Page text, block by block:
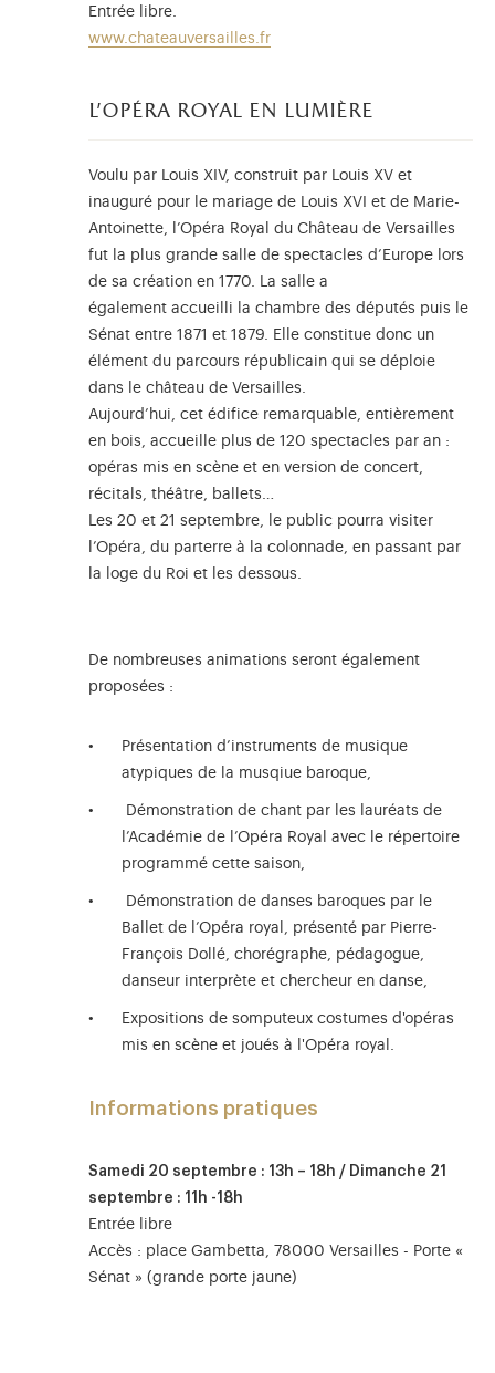
Entrée libre.
www.chateauversailles.fr
l'opéra royal en lumière
Voulu par Louis XIV, construit par Louis XV et
inauguré pour le mariage de Louis XVI et de Marie-
Antoinette, l’Opéra Royal du Château de Versailles
fut la plus grande salle de spectacles d’Europe lors
de sa création en 1770. La salle a
également accueilli la chambre des députés puis le
Sénat entre 1871 et 1879. Elle constitue donc un
élément du parcours républicain qui se déploie
dans le château de Versailles.
Aujourd’hui, cet édifice remarquable, entièrement
en bois, accueille plus de 120 spectacles par an :
opéras mis en scène et en version de concert,
récitals, théâtre, ballets…
Les 20 et 21 septembre, le public pourra visiter
l’Opéra, du parterre à la colonnade, en passant par
la loge du Roi et les dessous.
De nombreuses animations seront également
proposées :
Présentation d’instruments de musique
atypiques de la musqiue baroque,
Démonstration de chant par les lauréats de
l’Académie de l’Opéra Royal avec le répertoire
programmé cette saison,
Démonstration de danses baroques par le
Ballet de l’Opéra royal, présenté par Pierre-
François Dollé, chorégraphe, pédagogue,
danseur interprète et chercheur en danse,
Expositions de somputeux costumes d'opéras
mis en scène et joués à l'Opéra royal.
Informations pratiques
Samedi 20 septembre : 13h – 18h / Dimanche 21
septembre : 11h -18h
Entrée libre
Accès : place Gambetta, 78000 Versailles - Porte «
Sénat » (grande porte jaune)